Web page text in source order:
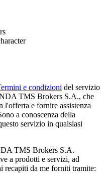
e condizioni del servizio
TMS Brokers S.A., che
l'offerta e fornire assistenza
a conoscenza della
servizio in qualsiasi
TMS Brokers S.A.
a prodotti e servizi, ad
recapiti da me forniti tramite: